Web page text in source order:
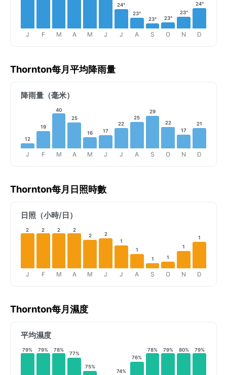
J F M A M J
24°
J
23°
A
23°
S
23°
O
23°
N
24°
D
Thornton每月平均降雨量
降雨量（毫米）
12
J
19
F
40
M
25
A
16
M
17
J
22
J
25
A
29
S
22
O
17
N
21
D
Thornton每月日照時數
日照（小時/日）
2
J
2
F
2
M
2
A
2
M
2
J
1
J
1
A
1
S
1
O
1
N
1
D
Thornton每月濕度
平均濕度
79% 79% 78%
77%
75%
74%
76%
78% 79% 80% 79%